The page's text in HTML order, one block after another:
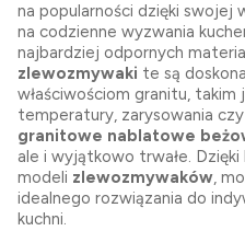
na popularności dzięki swojej
na codzienne wyzwania
najbardziej odpornych
zlewozmywaki te są
właściwościom granitu, takim
temperatury, zarysowania
granitowe nablatowe
ale i wyjątkowo trwałe.
modeli zlewozmywaków,
idealnego rozwiązania do
kuchni.